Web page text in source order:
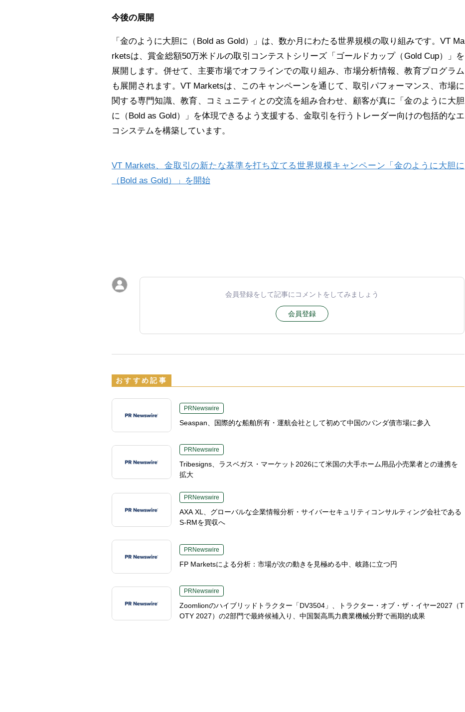
今後の展開
「金のように大胆に（Bold as Gold）」は、数か月にわたる世界規模の取り組みです。VT Ma
rketsは、賞金総額50万米ドルの取引コンテストシリーズ「ゴールドカップ（Gold Cup）」を
展開します。併せて、主要市場でオフラインでの取り組み、市場分析情報、教育プログラム
も展開されます。VT Marketsは、このキャンペーンを通じて、取引パフォーマンス、市場に
関する専門知識、教育、コミュニティとの交流を組み合わせ、顧客が真に「金のように大胆
に（Bold as Gold）」を体現できるよう支援する、金取引を行うトレーダー向けの包括的なエ
コシステムを構築しています。
VT Markets、金取引の新たな基準を打ち立てる世界規模キャンペーン「金のように大胆に
（Bold as Gold）」を開始
会員登録をして記事にコメントをしてみましょう
会員登録
おすすめ記事
PRNewswire
Seaspan、国際的な船舶所有・運航会社として初めて中国のパンダ債市場に参入
PRNewswire
Tribesigns、ラスベガス・マーケット2026にて米国の大手ホーム用品小売業者との連携を
拡大
PRNewswire
AXA XL、グローバルな企業情報分析・サイバーセキュリティコンサルティング会社である
S-RMを買収へ
PRNewswire
FP Marketsによる分析：市場が次の動きを見極める中、岐路に立つ円
PRNewswire
Zoomlionのハイブリッドトラクター「DV3504」、トラクター・オブ・ザ・イヤー2027（T
OTY 2027）の2部門で最終候補入り、中国製高馬力農業機械分野で画期的成果